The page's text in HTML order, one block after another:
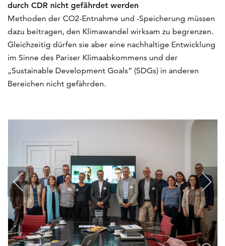
durch CDR nicht gefährdet werden
Methoden der CO2-Entnahme und -Speicherung müssen
dazu beitragen, den Klimawandel wirksam zu begrenzen.
Gleichzeitig dürfen sie aber eine nachhaltige Entwicklung
im Sinne des Pariser Klimaabkommens und der
„Sustainable Development Goals” (SDGs) in anderen
Bereichen nicht gefährden.